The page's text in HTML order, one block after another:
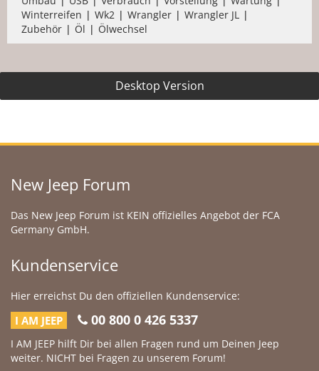
Winterreifen
Wk2 Wrangler
Wrangler JL
Zubehör
Öl Ölwechsel
Desktop Version
New Jeep Forum
Das New Jeep Forum ist KEIN offizielles Angebot der FCA
Germany GmbH.
Kundenservice
Hier erreichst Du den offiziellen Kundenservice:
I AM JEEP 00 800 0 426 5337
I AM JEEP hilft Dir bei allen Fragen rund um Deinen Jeep
weiter. NICHT bei Fragen zu unserem Forum!